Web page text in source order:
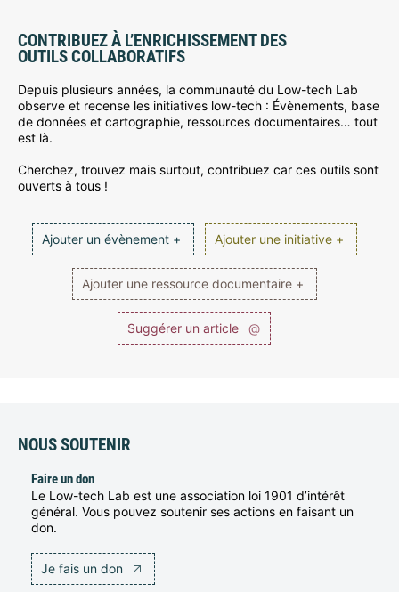
CONTRIBUEZ À L’ENRICHISSEMENT DES
OUTILS COLLABORATIFS
Depuis plusieurs années, la communauté du Low-tech Lab
observe et recense les initiatives low-tech : Évènements, base
de données et cartographie, ressources documentaires… tout
est là.
Cherchez, trouvez mais surtout, contribuez car ces outils sont
ouverts à tous !
Ajouter un évènement + Ajouter une initiative +
Ajouter une ressource documentaire +
Suggérer un article @
NOUS SOUTENIR
Faire un don
Le Low-tech Lab est une association loi 1901 d’intérêt
général. Vous pouvez soutenir ses actions en faisant un
don.
Je fais un don